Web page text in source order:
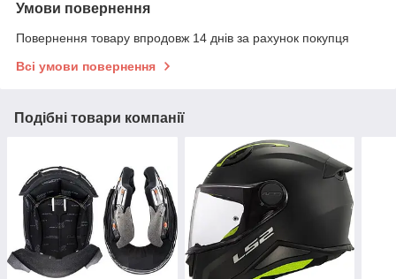
Умови повернення
Повернення товару впродовж 14 днів за рахунок покупця
Всі умови повернення
Подібні товари компанії